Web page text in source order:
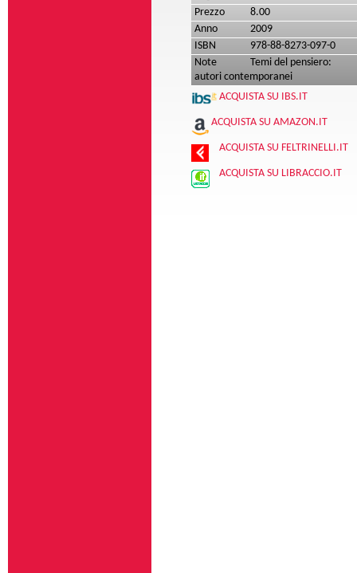
Prezzo
8.00
Anno
2009
ISBN
978-88-8273-097-0
Note
Temi del pensiero:
autori contemporanei
ACQUISTA SU IBS.IT
ACQUISTA SU AMAZON.IT
ACQUISTA SU FELTRINELLI.IT
ACQUISTA SU LIBRACCIO.IT